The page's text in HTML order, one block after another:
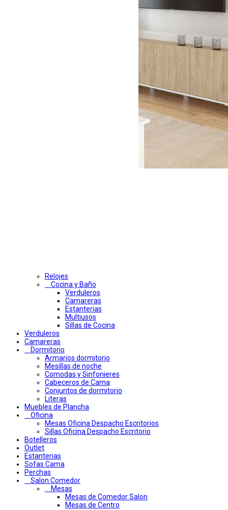
Relojes
Cocina y Baño
Verduleros
Camareras
Estanterias
Multiusos
Sillas de Cocina
Verduleros
Camareras
Dormitorio
Armarios dormitorio
Mesillas de noche
Comodas y Sinfonieres
Cabeceros de Cama
Conjuntos de dormitorio
Literas
Muebles de Plancha
Oficina
Mesas Oficina Despacho Escritorios
Sillas Oficina Despacho Escritorio
Botelleros
Outlet
Estanterias
Sofas Cama
Perchas
Salon Comedor
Mesas
Mesas de Comedor Salon
Mesas de Centro